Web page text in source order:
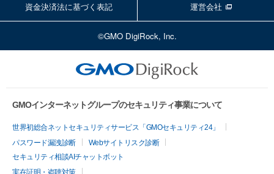
資金決済法に基づく表記 運営会社
©GMO DigiRock, Inc.
GMOインターネットグループのセキュリティ事業について
世界初総合ネットセキュリティサービス「GMOセキュリティ24」
パスワード漏洩診断
Webサイトリスク診断
セキュリティ相談AIチャットボット
実在証明・盗聴対策